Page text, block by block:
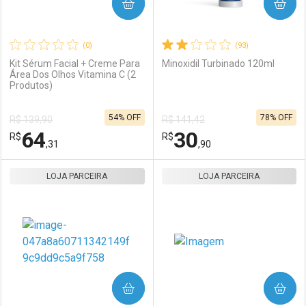
(0)
Kit Sérum Facial + Creme Para
Área Dos Olhos Vitamina C (2
Produtos)
R$ 139,90
R$64,31
54% OFF
COMPRAR
Laboratório
Por Menos
(93)
Minoxidil Turbinado 120ml
R$ 141,42
R$30,90
78% OFF
COMPRAR
LOJA PARCEIRA
COMPRAR
LOJA PARCEIRA
COMPRAR